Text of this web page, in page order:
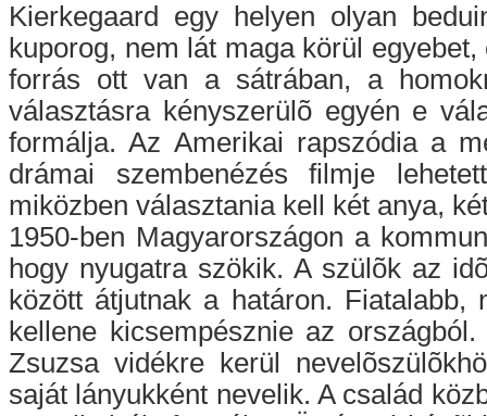
Kierkegaard egy helyen olyan
kuporog, nem lát maga körül
forrás ott van a sátrában, a
választásra kényszerülõ egyén e
formálja. Az Amerikai rapszódia a
drámai szembenézés filmje
miközben választania kell két anya,
1950-ben Magyarországon a
hogy nyugatra szökik. A szülõk az
között átjutnak a határon. Fiatalabb,
kellene kicsempésznie az
Zsuzsa vidékre kerül
saját lányukként nevelik. A család